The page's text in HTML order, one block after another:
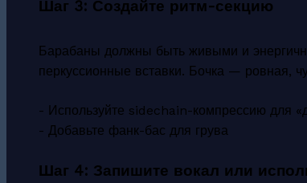
Шаг 3: Создайте ритм-секцию
Барабаны должны быть живыми и
перкуссионные вставки. Бочка — ровная,
- Используйте sidechain-компрессию для
- Добавьте фанк-бас для грува
Шаг 4: Запишите вокал или